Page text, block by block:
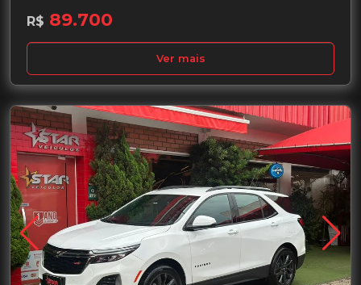
R$ 89.700
Ver mais